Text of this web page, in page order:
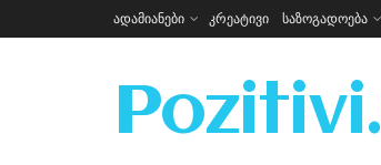
ადამიანები კრეატივი საზოგადოება